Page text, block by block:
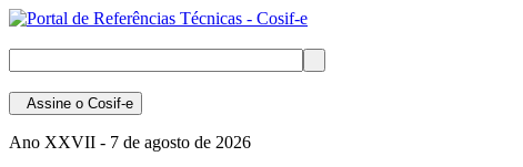
Assine o Cosif-e
Ano XXVII - 7 de agosto de 2026